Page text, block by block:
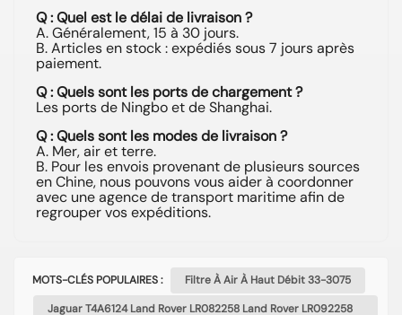
Q : Quel est le délai de livraison ?
A. Généralement, 15 à 30 jours.
B. Articles en stock : expédiés sous 7 jours après
paiement.
Q : Quels sont les ports de chargement ?
Les ports de Ningbo et de Shanghai.
Q : Quels sont les modes de livraison ?
A. Mer, air et terre.
B. Pour les envois provenant de plusieurs sources
en Chine, nous pouvons vous aider à coordonner
avec une agence de transport maritime afin de
regrouper vos expéditions.
MOTS-CLÉS POPULAIRES :
Filtre À Air À Haut Débit 33-3075
Jaguar T4A6124 Land Rover LR082258 Land Rover LR092258